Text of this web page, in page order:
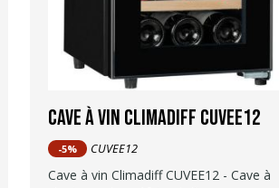
Cave à vin Climadiff CUVEE12
-5% CUVEE12
Cave à vin Climadiff CUVEE12 - Cave à